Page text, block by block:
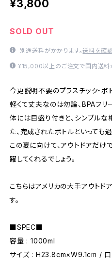
¥3,800
SOLD OUT
別途送料がかかります。送料を確
¥15,000以上のご注文で国内送料
今更説明不要のプラスチック・ボ
軽くて丈夫なのは勿論、BPAフリ
体には目盛り付きと、シンプル
た、完成されたボトルといっても
この夏に向けて、アウトドアだけ
躍してくれるでしょう。
こちらはアメリカの大手アウトド
す。
■SPEC■
容量 : 1000ml
サイズ : H23.8cm×W9.1cm /